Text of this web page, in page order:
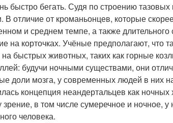
быстро бегать. Судя по строению тазовых
отличие от кроманьонцев, которые
и среднем темпе, а также длительного
корточках. Учёные предполагают, что
быстрых животных, таких как горные
будучи ночными существами, они
доли мозга, у современных людей в них
концепция неандертальцев как
в том числе сумеречное и ночное, у
человека.